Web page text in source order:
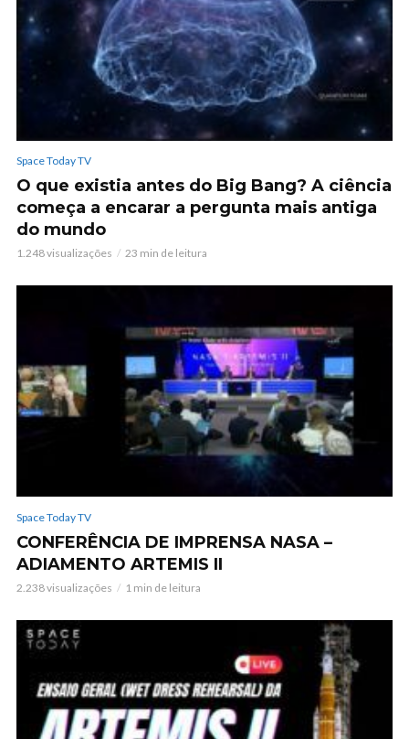
Space Today TV
O que existia antes do Big Bang? A ciência
começa a encarar a pergunta mais antiga
do mundo
1.248 visualizações 23 min de leitura
Space Today TV
CONFERÊNCIA DE IMPRENSA NASA –
ADIAMENTO ARTEMIS II
2.238 visualizações 1 min de leitura